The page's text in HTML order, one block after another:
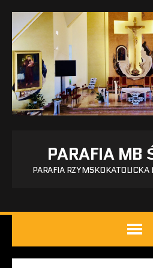
PARAFIA MB
PARAFIA RZYMSKOKATOLICKA